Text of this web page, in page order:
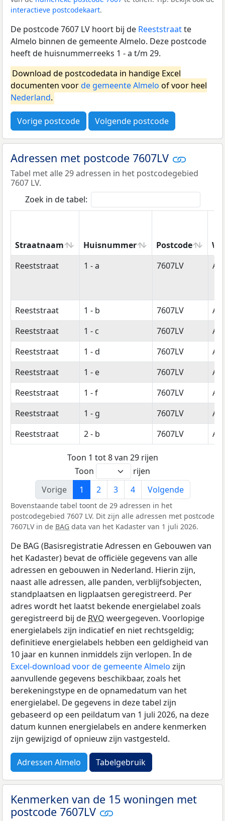
interactieve postcodekaart.
De postcode 7607 LV hoort bij de Reeststraatte
Almelo binnen de gemeente Almelo. Deze postcode
heeft de huisnummerreeks 1 - a t/m 29.
Download de postcodedata in handige Excel
documenten voorde gemeente Almelo of voor heel
Nederland.
Vorige postcode Volgende postcode
Adressen met postcode 7607LV
Tabel met alle 29 adressen in het postcodegebied
7607 LV.
Zoek in de tabel:
Straatnaam Huisnummer Postcode
Straatnaam
Huisnummer Postcode
Reeststraat 1 - a 7607LV
Reeststraat 1 - b 7607LV
Reeststraat
1 - c 7607LV
Reeststraat
1 - d 7607LV
Reeststraat
1 - e 7607LV
Reeststraat
1 - f 7607LV
Reeststraat
1 - g 7607LV
Reeststraat
2 - b 7607LV
Toon 1 tot 8 van 29 rijen
Toon
rijen
Vorige
1 2 3 4 Volgende
Bovenstaande tabel toont de 29 adressen in het
postcodegebied 7607 LV. Dit zijn alle adressen met postcode
7607LV in de BAG data van het Kadaster van 1 juli 2026.
De BAG (Basisregistratie Adressen en Gebouwen van
het Kadaster) bevat de officiële gegevens van alle
adressen en gebouwen in Nederland. Hierin zijn,
naast alle adressen, alle panden, verblijfsobjecten,
standplaatsen en ligplaatsen geregistreerd. Per
adres wordt het laatst bekende energielabel zoals
geregistreerd bij de RVO weergegeven. Voorlopige
energielabels zijn indicatief en niet rechtsgeldig;
definitieve energielabels hebben een geldigheid van
10 jaar en kunnen inmiddels zijn verlopen. In de
Excel-download voor de gemeente Almelo zijn
aanvullende gegevens beschikbaar, zoals het
berekeningstype en de opnamedatum van het
energielabel. De gegevens in deze tabel zijn
gebaseerd op een peildatum van 1 juli 2026, na deze
datum kunnen energielabels en andere kenmerken
zijn gewijzigd of opnieuw zijn vastgesteld.
Adressen Almelo Tabelgebruik
Kenmerken van de 15 woningen met
postcode 7607LV